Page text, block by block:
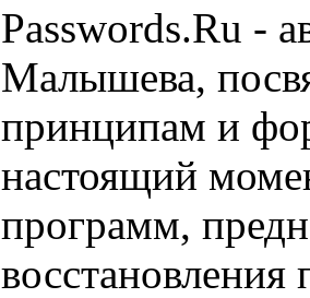
Passwords.Ru -
Малышева,
принципам и
настоящий
программ,